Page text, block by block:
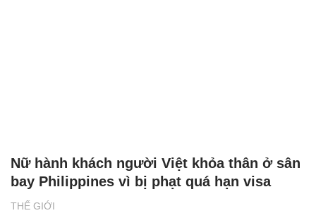
THẾ GIỚI
Nữ hành khách người Việt khỏa thân ở sân
bay Philippines vì bị phạt quá hạn visa